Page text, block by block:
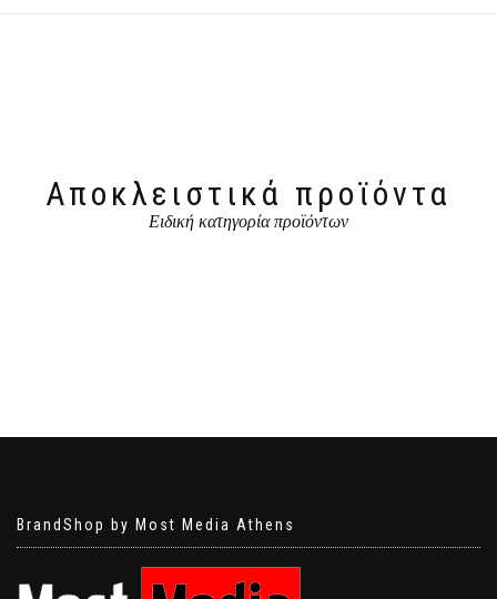
Αποκλειστικά προϊόντα
Ειδική κατηγορία προϊόντων
BrandShop by Most Media Athens